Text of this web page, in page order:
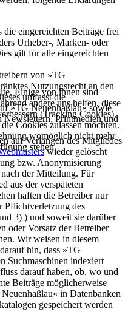
eingereichten Beiträge frei
Urheber-, Marken- oder
gilt für alle eingereichten
von »TG
Nutzungsrecht an den
umfasst die
»TG Neuenhaßlau« sowie
Newslettern, Printmedien und
auf Verlangen des Mitgliedes
wieder gelöscht
bzw. Anonymisierung
der Mitteilung. Für
aus der verspäteten
haften die Betreiber nur
Pflichtverletzung des
3) ) und soweit sie darüber
oder Vorsatz der Betreiber
Wir weisen in diesem
hin, dass »TG
Suchmaschinen indexiert
darauf haben, ob, wo und
Beiträge möglicherweise
in Datenbanken
gespeichert werden
Einige von ihnen sind
andere uns helfen, diese
(Tracking Cookies).
Cookies zulassen möchten.
womöglich nicht mehr
stehen.